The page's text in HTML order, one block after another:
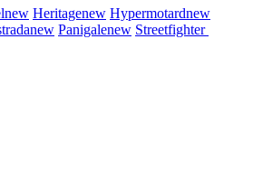
new Heritagenew Hypermotardnew
new Panigalenew Streetfighter